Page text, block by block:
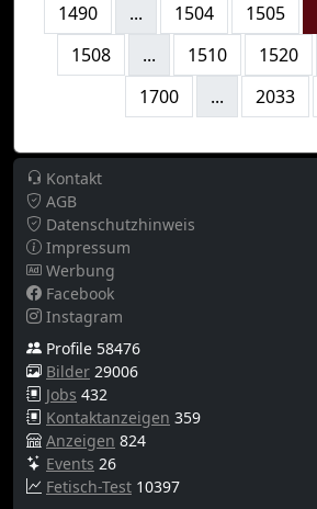
1490
... 1504 1505
1508
... 1510 1520
1700
... 2033
Kontakt
AGB
Datenschutzhinweis
Impressum
Werbung
Facebook
Instagram
Profile 58476
Bilder 29006
Jobs 432
Kontaktanzeigen 359
Anzeigen 824
Events 26
Fetisch-Test 10397